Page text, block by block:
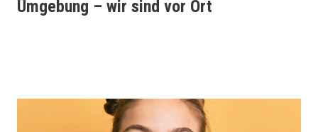
Umgebung – wir sind vor Ort